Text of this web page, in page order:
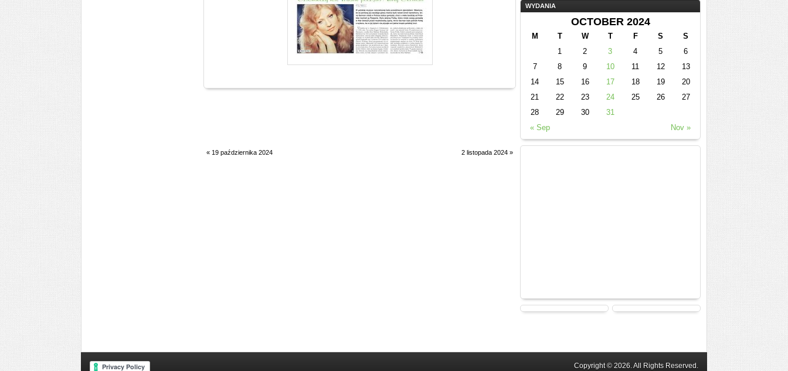
« 19 października 2024 2 listopada 2024»
WYDANIA
OCTOBER 2024
M T W T F S S
« Sep Nov »
1 2 3 4 5
6
7
8 9 10 11 12
13
14
15 16 17 18 19
20
21
22 23 24 25 26
27
28
29 30 31
Copyright © 2026. All Rights Reserved.